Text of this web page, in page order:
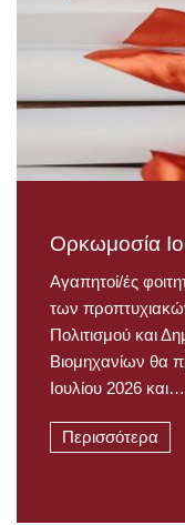
Ορκωμοσία
Αγαπητοί/ές
των
Πολιτισμού και
Βιομηχανίων θα
Ιουλίου 2026 και…
Περισσότερα